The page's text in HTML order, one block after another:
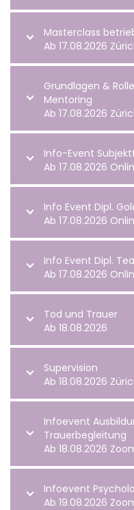
Masterclass
Ab 17.08.2026
Grundlagen &
Mentoring
Ab 17.08.2026
Info-Event
Ab 17.08.2026
Info Event Dipl.
Ab 17.08.2026
Info Event Dipl.
Ab 17.08.2026
Tod und Trauer
Ab 18.08.2026
Supervision
Ab 18.08.2026
Infoevent
Trauerbegleitung
Ab 18.08.2026
Infoevent
Ab 19.08.2026